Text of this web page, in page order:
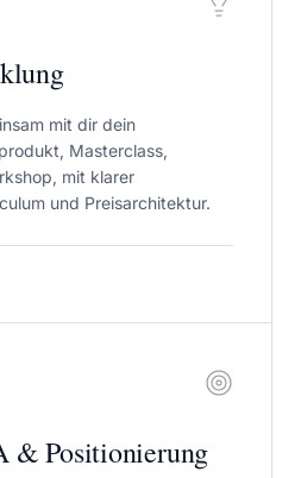
mit dir dein
Masterclass,
mit klarer
und Preisarchitektur.
& Positionierung